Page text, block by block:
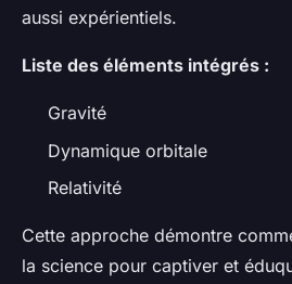
aussi expérientiels.
Liste des éléments intégrés :
Gravité
Dynamique orbitale
Relativité
Cette approche démontre
la science pour captiver et